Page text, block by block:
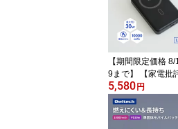
【期間限定価格
9まで】 【家電批
6年2月号
位】 【人気商品】
体電池採用 モバイ
テリー 10000mAh
5,580円